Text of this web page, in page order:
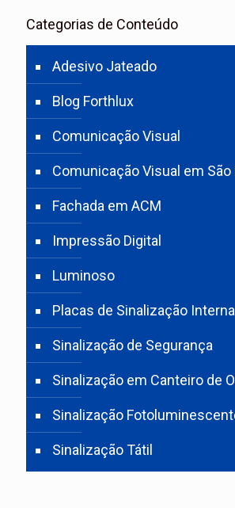
Categorias de Conteúdo
Adesivo Jateado
Blog Forthlux
Comunicação Visual
Comunicação Visual em São
Fachada em ACM
Impressão Digital
Luminoso
Placas de Sinalização Interna
Sinalização de Segurança
Sinalização em Canteiro de
Sinalização
Sinalização Tátil